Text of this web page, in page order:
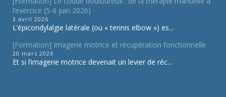
l’exercice (5-6 juin 2026)
3 avril 2026
L’épicondylalgie latérale (ou « tennis elbow ») es...
[Formation] Imagerie motrice et récupération fonctionnelle
20 mars 2026
Et si l’imagerie motrice devenait un levier de réc...